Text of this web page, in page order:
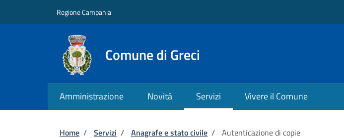
Regione Campania
Comune di Greci
Amministrazione Novità Servizi Vivere il Comune
Home / Servizi / Anagrafe e stato civile / Autenticazione di copie